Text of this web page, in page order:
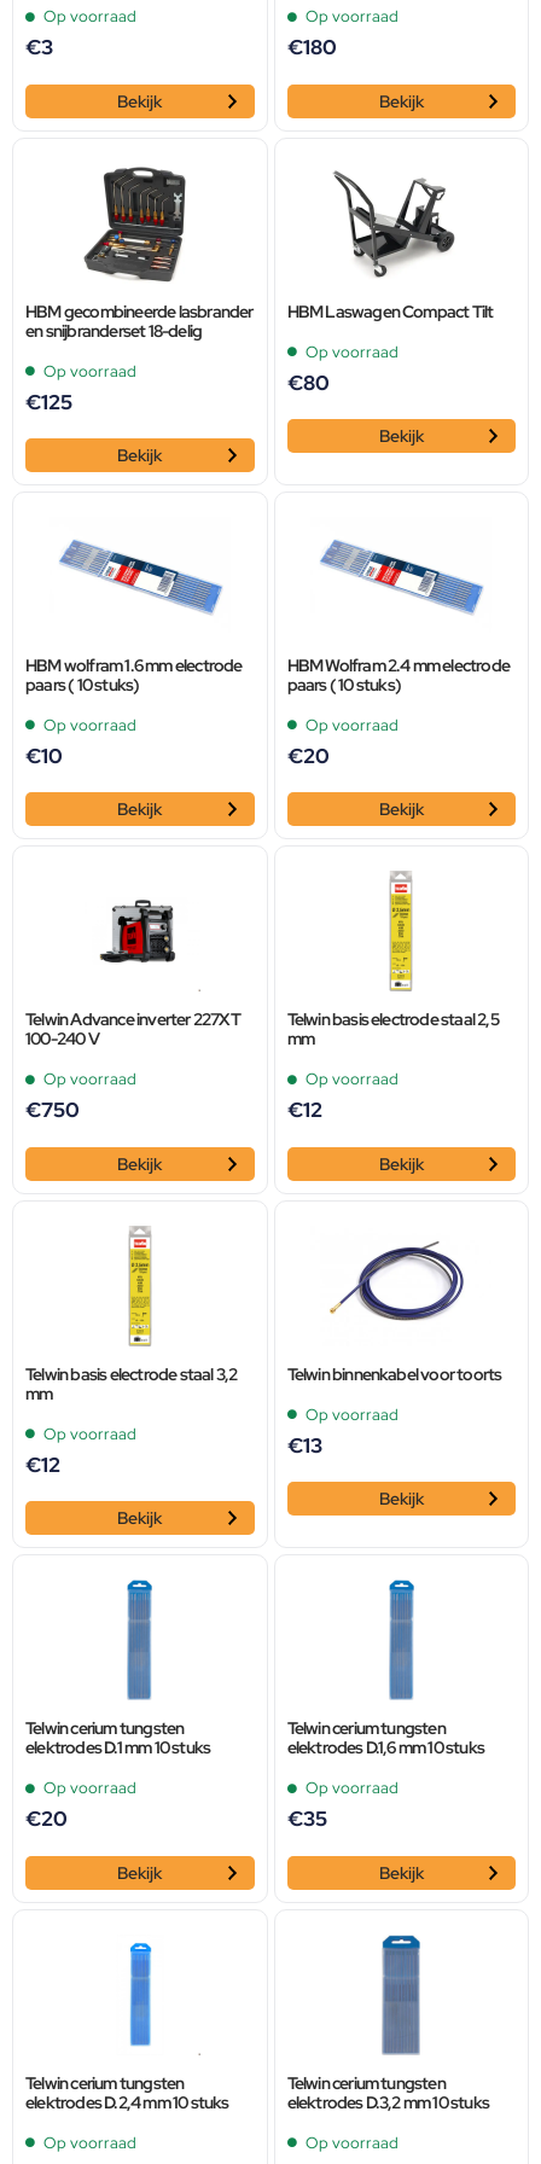
Op voorraad
€3
Bekijk
Op voorraad
€180
Bekijk
HBM gecombineerde lasbrander
en snijbranderset 18-delig
Op voorraad
€125
Bekijk
HBM Laswagen Compact Tilt
Op voorraad
€80
Bekijk
HBM wolfram 1.6 mm electrode
paars ( 10 stuks)
Op voorraad
€10
Bekijk
HBM Wolfram 2.4 mm electrode
paars ( 10 stuks)
Op voorraad
€20
Bekijk
Telwin Advance inverter 227XT
100-240 V
Op voorraad
€750
Bekijk
Telwin basis electrode staal 2,5
mm
Op voorraad
€12
Bekijk
Telwin basis electrode staal 3,2
mm
Op voorraad
€12
Bekijk
Telwin binnenkabel voor toorts
Op voorraad
€13
Bekijk
Telwin cerium tungsten
elektrodes D.1 mm 10 stuks
Op voorraad
€20
Bekijk
Telwin cerium tungsten
elektrodes D.1,6 mm 10 stuks
Op voorraad
€35
Bekijk
Telwin cerium tungsten
elektrodes D.2,4 mm 10 stuks
Op voorraad
Telwin cerium tungsten
elektrodes D.3,2 mm 10 stuks
Op voorraad